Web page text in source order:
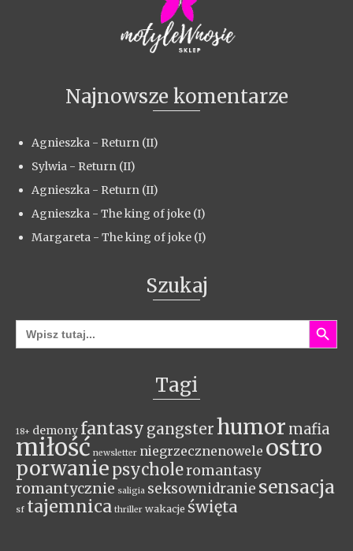
Najnowsze komentarze
Agnieszka - Return (II)
Sylwia - Return (II)
Agnieszka - Return (II)
Agnieszka - The king of joke (I)
Margareta - The king of joke (I)
Szukaj
Search
for:
Search Button
Tagi
18+ demony fantasy gangsterhumor mafia
miłość newsletter niegrzecznenowele ostro
porwaniepsycholeromantasy
romantycznie saligia seksownidranie sensacja
sf tajemnica thriller wakacje święta